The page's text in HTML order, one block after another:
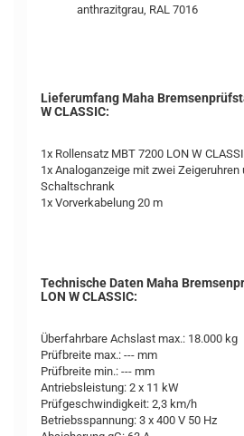
anthrazitgrau, RAL 7016
Lieferumfang Maha
W CLASSIC:
1x Rollensatz MBT 7200 LON W
1x Analoganzeige mit zwei
Schaltschrank
1x Vorverkabelung 20 m
Technische Daten Maha
LON W CLASSIC:
Überfahrbare Achslast max.: 18.000 kg
Prüfbreite max.: --- mm
Prüfbreite min.: --- mm
Antriebsleistung: 2 x 11 kW
Prüfgeschwindigkeit: 2,3 km/h
Betriebsspannung: 3 x 400 V 50 Hz